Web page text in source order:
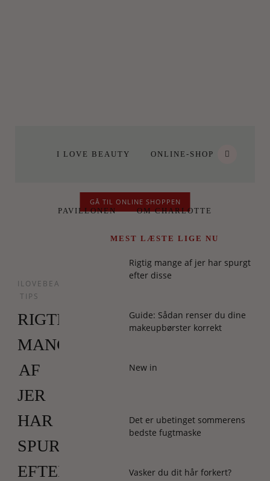
I LOVE BEAUTY ONLINE-SHOP
PAVILLONEN OM CHARLOTTE
GÅ TIL ONLINE SHOPPEN
ILOVEBEAUTY
TIPS
RIGTIG
MANGE
AF
JER
HAR
SPURGT
EFTER
MEST LÆSTE LIGE NU
Rigtig mange af jer har spurgt
efter disse
Guide: Sådan renser du dine
makeupbørster korrekt
New in
Det er ubetinget sommerens
bedste fugtmaske
Vasker du dit hår forkert?